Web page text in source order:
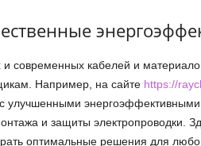
современных кабелей и
Например, на сайте https://
улучшенными энергоэффективными
и защиты электропроводки.
оптимальные решения для